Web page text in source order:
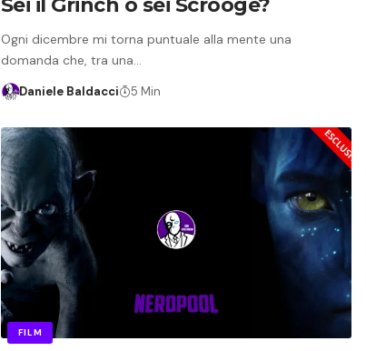
Ogni dicembre mi torna puntuale alla mente una
domanda che, tra una…
Daniele Baldacci 5 Min
FILM